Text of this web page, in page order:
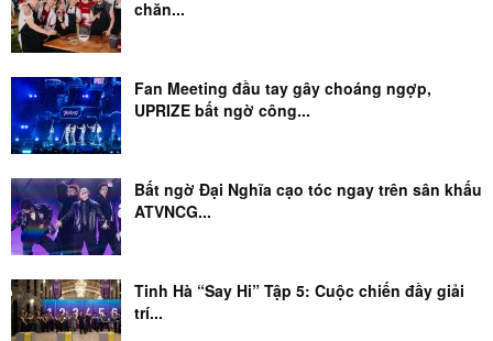
chăn...
Fan Meeting đầu tay gây choáng ngợp,
UPRIZE bất ngờ công...
Bất ngờ Đại Nghĩa cạo tóc ngay trên sân khấu
ATVNCG...
Tinh Hà “Say Hi” Tập 5: Cuộc chiến đầy giải
trí...